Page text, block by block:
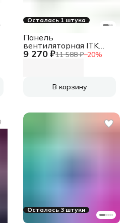
Осталась 1 штука
9 270 ₽11 588 ₽−20%
Панель
вентиляторная ITK
(FM35-32M) 3 вент. с
В корзину
Осталось 3 штуки